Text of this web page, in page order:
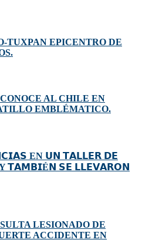
TUXPAN EPICENTRO DE
AL CHILE EN
EMBLÉMATICO.
EN 𝗨𝗡 𝗧𝗔𝗟𝗟𝗘𝗥 𝗗𝗘
𝗧𝗔𝗠𝗕𝗜É𝗡 𝗦𝗘 𝗟𝗟𝗘𝗩𝗔𝗥𝗢𝗡
LESIONADO DE
ACCIDENTE EN